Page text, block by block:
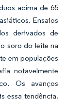
acima de 65
Ensaios
derivados de
soro do leite na
em populações
notavelmente
Os avanços
essa tendência.